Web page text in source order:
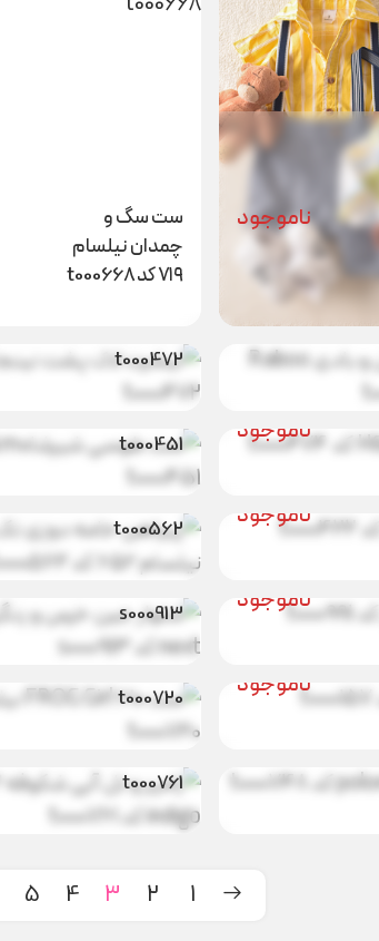
ناموجود
ست سگ و
چمدان نیلسام
۷۱۹ کد t000668
ناموجود
t000472
ناموجود
ست طوسی
t000451
ناموجود
پیراهن خامه
دوزی تک گل
t000562
ناموجود
شلوار جین خرس
و رنگین کمان
s000913
ناموجود
ست FROG Girl
t000720
رامپر و تل آبی
t000761
1
2
3
4
5